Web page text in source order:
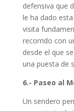
defensiva que
le ha dado
visita
recorrido con
desde el que
una puesta de
6.- Paseo al
Un sendero